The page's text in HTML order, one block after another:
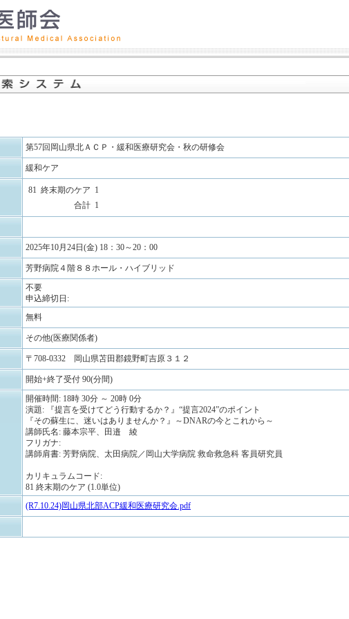
第57回岡山県北ＡＣＰ・緩和医療研究会・秋の研修会
緩和ケア
81 終末期のケア 1
合計 1
2025年10月24日(金) 18：30～20：00
芳野病院４階８８ホール・ハイブリッド
不要
申込締切日:
無料
その他(医療関係者)
〒708-0332 岡山県苫田郡鏡野町吉原３１２
開始+終了受付 90(分間)
開催時間: 18時 30分 ～ 20時 0分
演題: 『提言を受けてどう行動するか？』“提言2024”のポイント
『その蘇生に、迷いはありませんか？』～DNARの今とこれから～
講師氏名: 藤本宗平、田邉 綾
フリガナ:
講師肩書: 芳野病院、太田病院／岡山大学病院 救命救急科 客員研究員
カリキュラムコード:
81 終末期のケア (1.0単位)
(R7.10.24)岡山県北部ACP緩和医療研究会.pdf